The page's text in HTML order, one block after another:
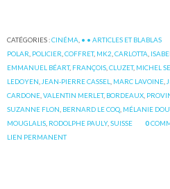
CATÉGORIES :CINÉMA, • • ARTICLES ET BLABLAS
POLAR, POLICIER,COFFRET, MK2,CARLOTTA,
EMMANUEL BÉART, FRANÇOIS,CLUZET, MICHEL
LEDOYEN,JEAN-PIERRE CASSEL, MARC LAVOINE,
CARDONE,VALENTIN MERLET, BORDEAUX,
SUZANNE FLON, BERNARD LE COQ, MÉLANIE
MOUGLALIS, RODOLPHE PAULY,SUISSE 0
LIEN PERMANENT